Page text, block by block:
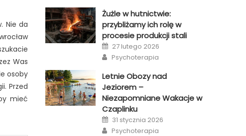
Nie da
Was
osoby
Przed
mieć
Żużle w hutnictwie:
przybliżamy ich rolę w
procesie produkcji stali
Posted
on
27 lutego 2026
Author
Psychoterapia
Letnie Obozy nad
Jeziorem –
Niezapomniane Wakacje w
Czaplinku
Posted
on
31 stycznia 2026
Author
Psychoterapia